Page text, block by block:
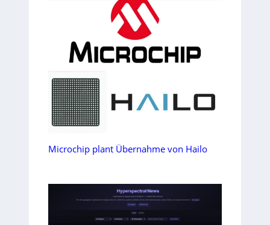
Microchip plant Übernahme von Hailo